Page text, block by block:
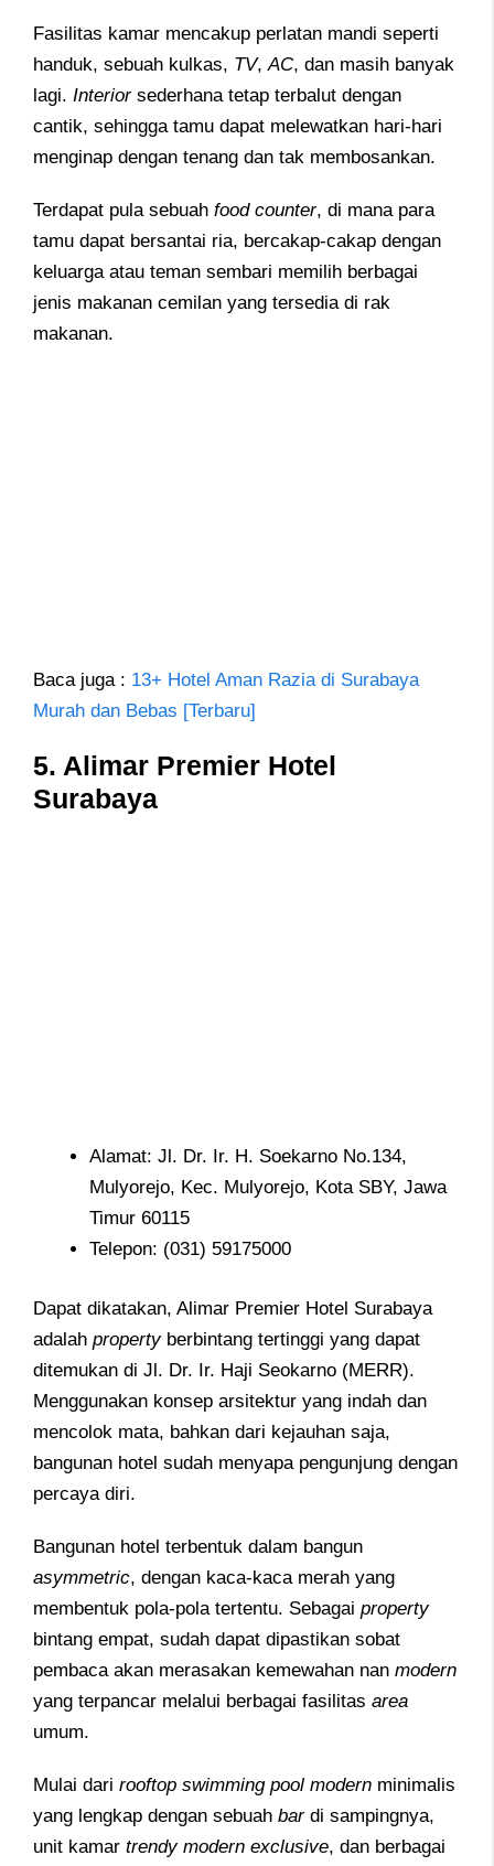
Fasilitas kamar mencakup perlatan mandi seperti
handuk, sebuah kulkas, TV,AC, dan masih banyak
lagi. Interior sederhana tetap terbalut dengan
cantik, sehingga tamu dapat melewatkan hari-hari
menginap dengan tenang dan tak membosankan.
Terdapat pula sebuah food counter, di mana para
tamu dapat bersantai ria, bercakap-cakap dengan
keluarga atau teman sembari memilih berbagai
jenis makanan cemilan yang tersedia di rak
makanan.
Baca juga : 13+ Hotel Aman Razia di Surabaya
Murah dan Bebas [Terbaru]
5. Alimar Premier Hotel
Surabaya
Alamat: Jl. Dr. Ir. H. Soekarno No.134,
Mulyorejo, Kec. Mulyorejo, Kota SBY, Jawa
Timur 60115
Telepon: (031) 59175000
Dapat dikatakan, Alimar Premier Hotel Surabaya
adalah propertyberbintang tertinggi yang dapat
ditemukan di Jl. Dr. Ir. Haji Seokarno (MERR).
Menggunakan konsep arsitektur yang indah dan
mencolok mata, bahkan dari kejauhan saja,
bangunan hotel sudah menyapa pengunjung dengan
percaya diri.
Bangunan hotel terbentuk dalam bangun
asymmetric, dengan kaca-kaca merah yang
membentuk pola-pola tertentu. Sebagai property
bintang empat, sudah dapat dipastikan sobat
pembaca akan merasakan kemewahan nan modern
yang terpancar melalui berbagai fasilitas area
umum.
Mulai dari rooftop swimming pool modern minimalis
yang lengkap dengan sebuah bardi sampingnya,
unit kamar trendy modern exclusive, dan berbagai